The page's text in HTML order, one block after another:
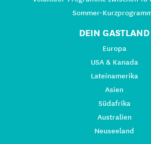
Sommer-
DEIN GASTLAND
Europa
USA & Kanada
Lateinamerika
Asien
Südafrika
Australien
Neuseeland